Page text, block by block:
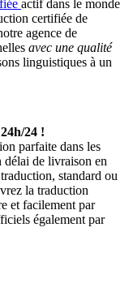
actif dans le monde
certifiée de
agence de
avec une qualité
linguistiques à un
24 !
parfaite dans les
délai de livraison en
standard ou
la traduction
et facilement par
également par